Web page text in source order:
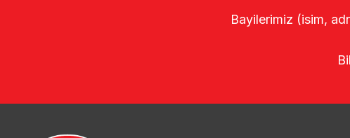
Bayilerimiz (isim,